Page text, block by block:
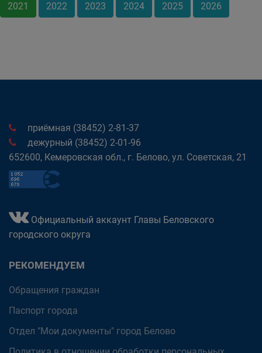
2021 2022 2023 2024 2025 2026
приёмная (38452) 2-81-37
дежурный (38452) 2-01-96
652600, Кемеровская обл., г. Белово, ул. Советская, 21
Официальный аккаунт Главы Беловского
городского округа
РЕКОМЕНДУЕМ
Обращения граждан
Паспорт города
Отдел "Мои документы" город Белово